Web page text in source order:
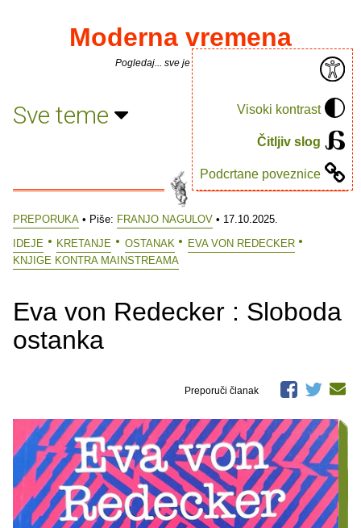
Visoki kontrast
Čitljiv slog
Podcrtane poveznice
Moderna vremena
Pogledaj... sve je puno knjiga.
Sve teme
PREPORUKA • Piše: FRANJO NAGULOV • 17.10.2025.
IDEJE
KRETANJE OSTANAK
EVA VON REDECKER
KNJIGE KONTRA MAINSTREAMA
Eva von Redecker : Sloboda
ostanka
Preporuči članak